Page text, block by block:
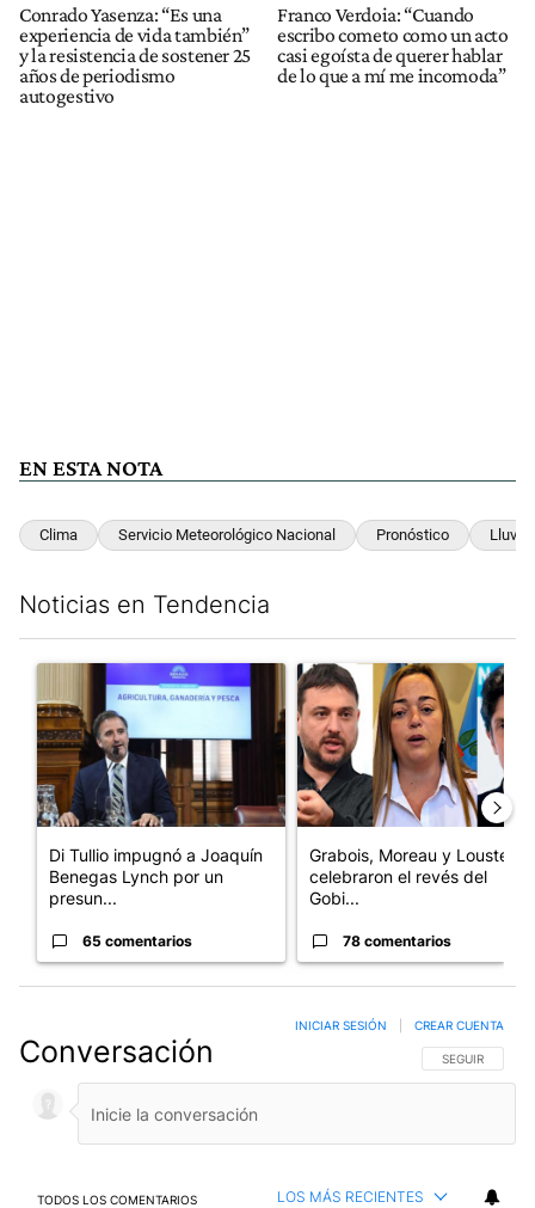
Conrado Yasenza: “Es una
experiencia de vida también”
y la resistencia de sostener 25
años de periodismo
autogestivo
Franco Verdoia: “Cuando
escribo cometo como un acto
casi egoísta de querer hablar
de lo que a mí me incomoda”
EN ESTA NOTA
Clima Servicio Meteorológico Nacional Pronóstico
Noticias en Tendencia
Un artículo de tendencia con el título "Di Tullio impugnó a
Di Tullio impugnó a Joaquín
Benegas Lynch por un
presun...
65 comentarios
Un artículo de tendencia con
Grabois, Moreau y Lousteau
celebraron el revés del
Gobi...
78 comentarios
Conversación SIGA ESTA
SEGUIR
INICIAR SESIÓN CREAR CUENTA
TODOS LOS COMENTARIOS LOS MÁS RECIENTES